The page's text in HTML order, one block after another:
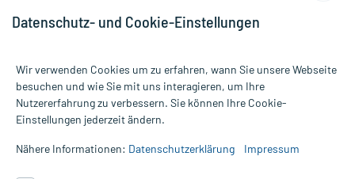
Alle Preise gelten inkl. MwSt., ggf. zzgl. Versandkosten
Informationen auf dieser Website werden ausschließlich für
die Untersuchung und Behandlung durch einen Arzt. Bitte
Datenschutz- und Cookie-Einstellungen
Wir verwenden Cookies um zu erfahren, wann Sie unsere Webseite
besuchen und wie Sie mit uns interagieren, um Ihre
Nutzererfahrung zu verbessern. Sie können Ihre Cookie-
Einstellungen jederzeit ändern.
Nähere Informationen: Datenschutzerklärung Impressum